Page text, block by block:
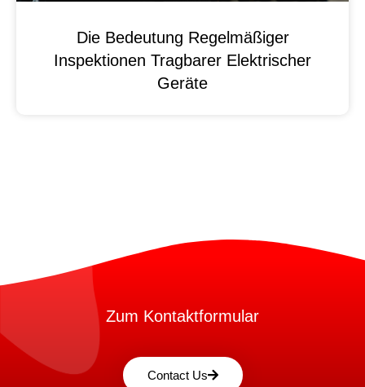
Die Bedeutung Regelmäßiger
Inspektionen Tragbarer Elektrischer
Geräte
Zum Kontaktformular
Contact Us